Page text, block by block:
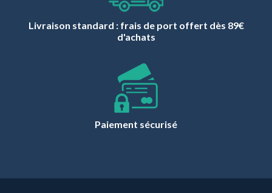
Livraison standard : frais de port offert dès 89€
d'achats
Paiement sécurisé